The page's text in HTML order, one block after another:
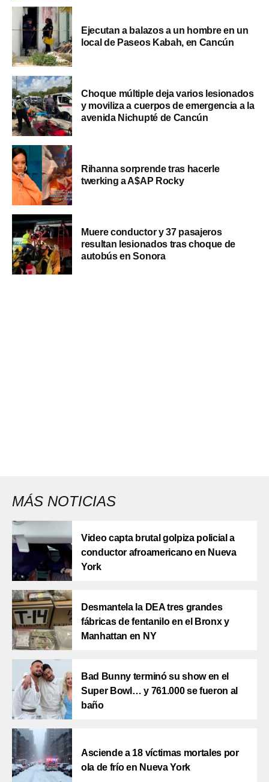
Ejecutan a balazos a un hombre en un
local de Paseos Kabah, en Cancún
Choque múltiple deja varios lesionados
y moviliza a cuerpos de emergencia a la
avenida Nichupté de Cancún
Rihanna sorprende tras hacerle
twerking a A$AP Rocky
Muere conductor y 37 pasajeros
resultan lesionados tras choque de
autobús en Sonora
MÁS NOTICIAS
Video capta brutal golpiza policial a
conductor afroamericano en Nueva
York
Desmantela la DEA tres grandes
fábricas de fentanilo en el Bronx y
Manhattan en NY
Bad Bunny terminó su show en el
Super Bowl… y 761.000 se fueron al
baño
Asciende a 18 víctimas mortales por
ola de frío en Nueva York